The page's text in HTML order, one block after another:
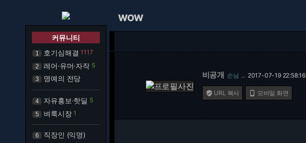
커뮤니티
1 호기심해결 1117
2 레어·유머·자작 5
3 명예의 전당
4 자유홍보·핫딜 5
5 벼룩시장 1
6 직장인 (익명)
WOW
비공개 손님 … 2017-07-19 22:58:16
 URL 복사  모바일 화면